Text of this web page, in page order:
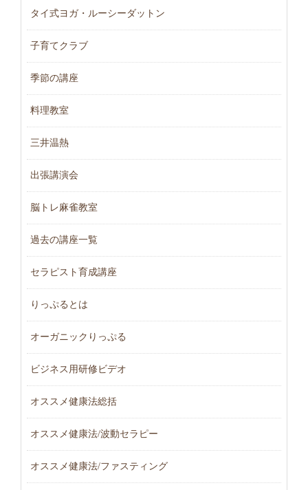
タイ式ヨガ・ルーシーダットン
子育てクラブ
季節の講座
料理教室
三井温熱
出張講演会
脳トレ麻雀教室
過去の講座一覧
セラピスト育成講座
りっぷるとは
オーガニックりっぷる
ビジネス用研修ビデオ
オススメ健康法総括
オススメ健康法/波動セラピー
オススメ健康法/ファスティング